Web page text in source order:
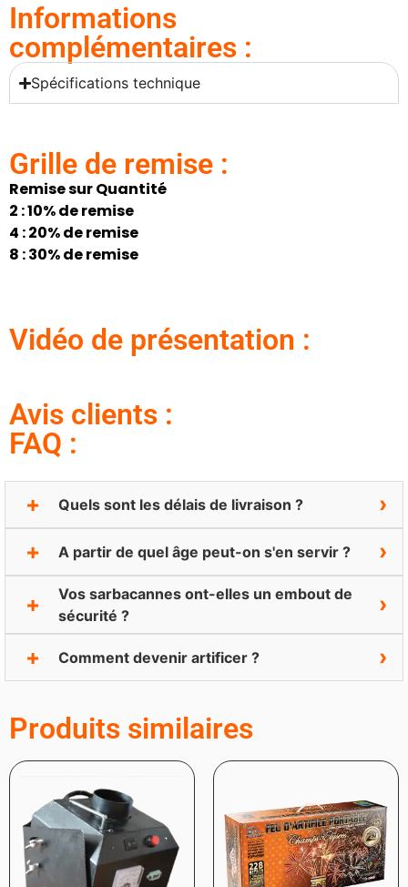
Informations
complémentaires :
Spécifications technique
Grille de remise :
Remise sur Quantité
2 : 10% de remise
4 : 20% de remise
8 : 30% de remise
Vidéo de présentation :
Avis clients :
FAQ :
Quels sont les délais de livraison ?
A partir de quel âge peut-on s'en servir ?
Vos sarbacannes ont-elles un embout de
sécurité ?
Comment devenir artificer ?
Produits similaires